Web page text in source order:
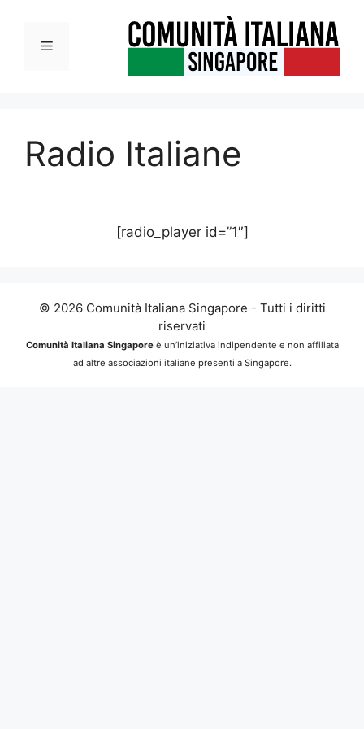
contenutoMenu
Radio Italiane
[radio_player id=”1″]
© 2026 Comunità Italiana Singapore - Tutti i diritti
riservati
Comunità Italiana Singaporeè un’iniziativa indipendente e non affiliata
ad altre associazioni italiane presenti a Singapore.